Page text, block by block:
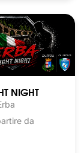
NIGHT
da